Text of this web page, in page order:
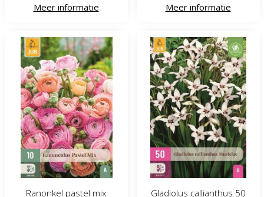
Meer informatie Meer informatie
Ranonkel pastel mix Gladiolus callianthus 50